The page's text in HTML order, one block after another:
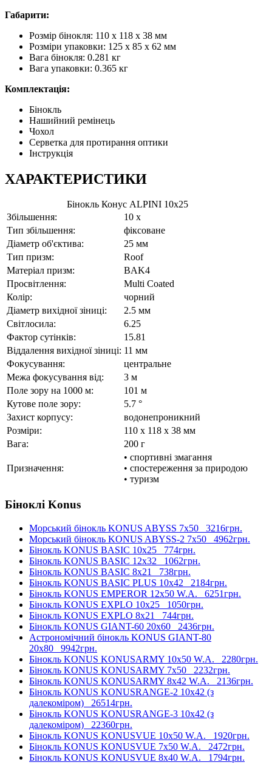
Габарити:
Розмір бінокля: 110 x 118 x 38 мм
Розміри упаковки: 125 x 85 x 62 мм
Вага бінокля: 0.281 кг
Вага упаковки: 0.365 кг
Комплектація:
Бінокль
Нашийний ремінець
Чохол
Серветка для протирання оптики
Інструкція
ХАРАКТЕРИСТИКИ
Бінокль Конус ALPINI 10x25
Збільшення:
10 x
Тип збільшення:
фіксоване
Діаметр об'єктива:
25 мм
Тип призм:
Roof
Матеріал призм:
BAK4
Просвітлення:
Multi Coated
Колір:
чорний
Діаметр вихідної зіниці:
2.5 мм
Світлосила:
6.25
Фактор сутінків:
15.81
Віддалення вихідної зіниці: 11 мм
Фокусування:
центральне
Межа фокусування від:
3 м
Поле зору на 1000 м:
101 м
Кутове поле зору:
5.7 °
Захист корпусу:
водонепроникний
Розміри:
110 x 118 x 38 мм
Вага:
200 г
Призначення:
• спортивні змагання
• спостереження за природою
• туризм
Біноклі Konus
Морський бінокль KONUS ABYSS 7x50 3216грн.
Морський бінокль KONUS ABYSS-2 7x50 4962грн.
Бінокль KONUS BASIC 10x25 774грн.
Бінокль KONUS BASIC 12x32 1062грн.
Бінокль KONUS BASIC 8x21 738грн.
Бінокль KONUS BASIC PLUS 10x42 2184грн.
Бінокль KONUS EMPEROR 12x50 W.A. 6251грн.
Бінокль KONUS EXPLO 10x25 1050грн.
Бінокль KONUS EXPLO 8x21 744грн.
Бінокль KONUS GIANT-60 20x60 2436грн.
Астрономічний бінокль KONUS GIANT-80
20x80 9942грн.
Бінокль KONUS KONUSARMY 10x50 W.A. 2280грн.
Бінокль KONUS KONUSARMY 7x50 2232грн.
Бінокль KONUS KONUSARMY 8x42 W.A. 2136грн.
Бінокль KONUS KONUSRANGE-2 10x42 (з
далекоміром) 26514грн.
Бінокль KONUS KONUSRANGE-3 10x42 (з
далекоміром) 22360грн.
Бінокль KONUS KONUSVUE 10x50 W.A. 1920грн.
Бінокль KONUS KONUSVUE 7x50 W.A. 2472грн.
Бінокль KONUS KONUSVUE 8x40 W.A. 1794грн.